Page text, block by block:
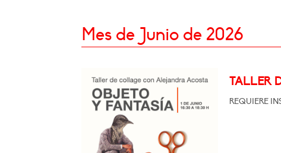
Mes de Junio de 2026
TALLER
REQUIERE